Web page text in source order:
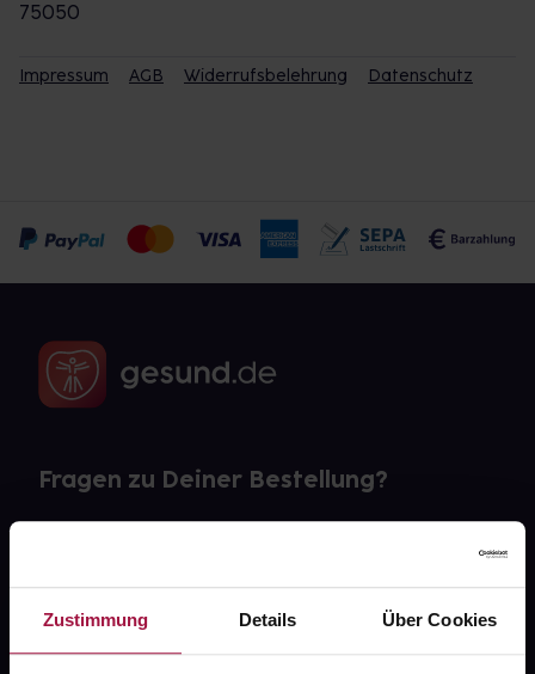
Zustimmung Details Über Cookies
75050
Impressum AGB Widerrufsbelehrung Datenschutz
Fragen zu Deiner Bestellung?